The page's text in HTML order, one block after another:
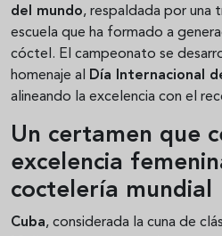
del mundo, respaldada por una
escuela que ha formado a
cóctel. El campeonato se
homenaje al
Día Internacional
alineando la excelencia con el
Un certamen que
excelencia
coctelería mundial
Cuba, considerada la cuna de